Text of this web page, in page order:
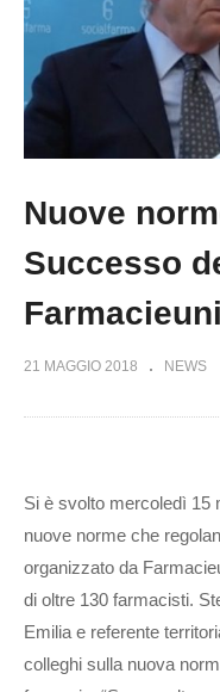
Nuove
Successo
21 MAGGIO 2018 NEWS
Si è svolto mercoledì 15
nuove norme che
organizzato da
di oltre 130 farmacisti.
Emilia e referente
colleghi sulla nuova